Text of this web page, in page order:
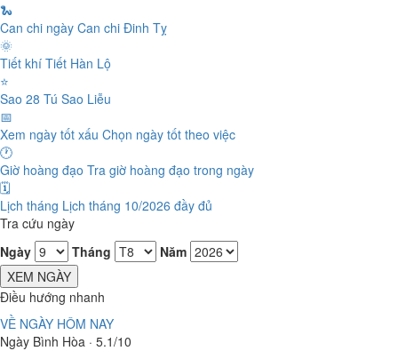
🐍
Can chi ngày Can chi Đinh Tỵ
🌞
Tiết khí Tiết Hàn Lộ
⭐
Sao 28 Tú Sao Liễu
📅
Xem ngày tốt xấu Chọn ngày tốt theo việc
🕐
Giờ hoàng đạo Tra giờ hoàng đạo trong ngày
🗓️
Lịch tháng Lịch tháng 10/2026 đầy đủ
Tra cứu ngày
Ngày
Tháng
Năm
XEM NGÀY
Điều hướng nhanh
VỀ NGÀY HÔM NAY
Ngày Bình Hòa · 5.1/10